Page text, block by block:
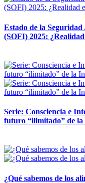
Estado de la
(SOFI) 2025:
Serie: Consciencia e
futuro “ilimitado” de
¿Qué sabemos de los